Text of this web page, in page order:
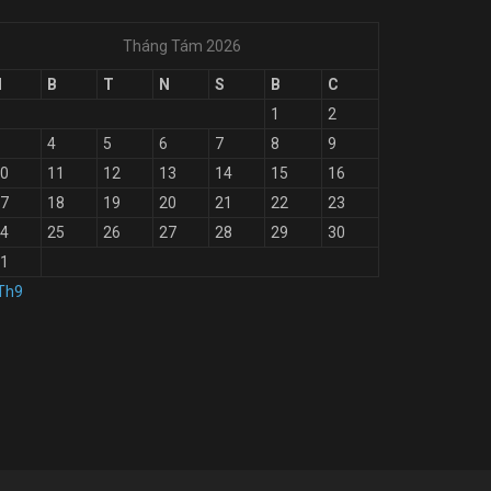
Tháng Tám 2026
B T N S B
C
1
2
4 5 6 7 8
9
11 12 13 14 15
16
18 19 20 21 22
23
25 26 27 28 29
30